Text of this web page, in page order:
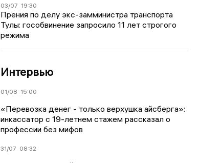
03/07 19:30
Прения по делу экс-замминистра транспорта
Тулы: гособвинение запросило 11 лет строгого
режима
Интервью
01/08 15:00
«Перевозка денег - только верхушка айсберга»:
инкассатор с 19-летнем стажем рассказал о
профессии без мифов
31/07 08:32